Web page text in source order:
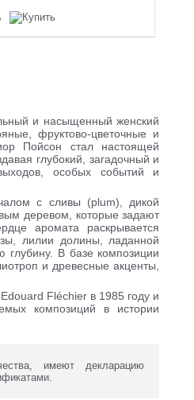
и насыщенный женский
фруктово-цветочные и
Пойсон стал настоящей
глубокий, загадочный и
особых событий и
с сливы (plum), дикой
деревом, которые задают
аромата раскрывается
лилии долины, ладанной
глубину. В базе композиции
и древесные акценты,
Fléchier в 1985 году и
композиций в истории
имеют декларацию